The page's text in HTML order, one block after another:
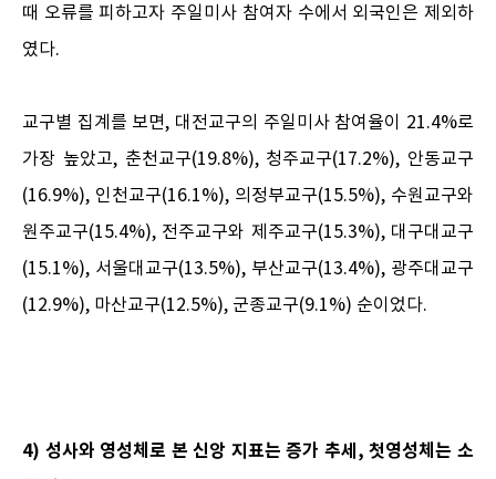
때 오류를 피하고자 주일미사 참여자 수에서 외국인은 제외하
였다.
교구별 집계를 보면, 대전교구의 주일미사 참여율이 21.4%로
가장 높았고, 춘천교구(19.8%), 청주교구(17.2%), 안동교구
(16.9%), 인천교구(16.1%), 의정부교구(15.5%), 수원교구와
원주교구(15.4%), 전주교구와 제주교구(15.3%), 대구대교구
(15.1%), 서울대교구(13.5%), 부산교구(13.4%), 광주대교구
(12.9%), 마산교구(12.5%), 군종교구(9.1%) 순이었다.
4) 성사와 영성체로 본 신앙 지표는 증가 추세, 첫영성체는 소